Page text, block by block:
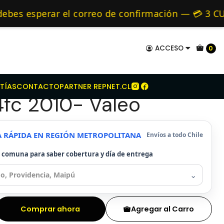
ACCESO 0
de confirmación — 💳 3 CUOTAS
CONTACTOPARTNER REPNET.CL
de 24 hrs hábiles.
Kit Embrague Para Kia Koup 1.6 G4fc 2010- Valeo
🚚 Envíos diariamente a
Para Kia Koup
2010- Valeo
RÁPIDA EN REGIÓN METROPOLITANA Envíos a todo Chile
comuna para saber cobertura y día de entrega
⌄
Agregar al Carro
Comprar ahora